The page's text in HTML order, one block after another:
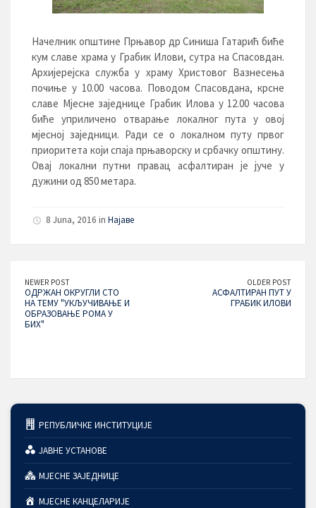
Начелник општине Прњавор др Синиша Гатарић биће
кум славе храма у Грабик Илови, сутра на Спасовдан.
Архијерејска служба у храму Христовог Вазнесења
почиње у 10.00 часова. Поводом Спасовдана, крсне
славе Мјесне заједнице Грабик Илова у 12.00 часова
биће уприличено отварање локалног пута у овој
мјесној заједници. Ради се о локалном путу првог
приоритета који спаја прњаворску и србачку општину.
Овај локални путни правац асфалтиран је јуче у
дужини од 850 метара.
8 Juna, 2016 in Најаве
NEWER POST
ОДРЖАН ОКРУГЛИ СТО
НА ТЕМУ "УКЉУЧИВАЊЕ И
ОБРАЗОВАЊЕ РОМА У
БИХ"
OLDER POST
АСФАЛТИРАН ПУТ У
ГРАБИК ИЛОВИ
РЕПУБЛИЧКЕ ИНСТИТУЦИЈЕ
ЈАВНЕ УСТАНОВЕ
МЈЕСНЕ ЗАЈЕДНИЦЕ
МЈЕСНЕ КАНЦЕЛАРИЈЕ